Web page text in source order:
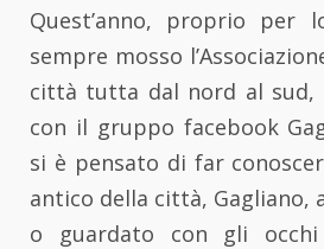
Quest’anno, proprio per
sempre mosso
città tutta dal nord al sud,
con il gruppo facebook
si è pensato di far
antico della città, Gagliano,
o guardato con gli occhi